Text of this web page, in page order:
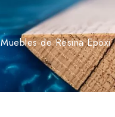
Muebles de Resina Epoxi